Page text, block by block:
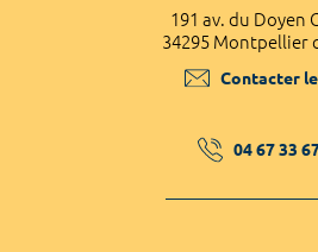
191 av. du Doyen
34295 Montpellier
Contacter le
04 67 33